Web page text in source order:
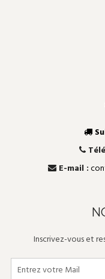
E-mail :
Inscrivez-vous et